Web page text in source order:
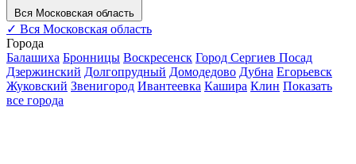
Вся Московская область
✓ Вся Московская область
Города
Балашиха Бронницы Воскресенск Город Сергиев Посад
Дзержинский Долгопрудный Домодедово Дубна Егорьевск
Жуковский Звенигород Ивантеевка Кашира Клин Показать
все города